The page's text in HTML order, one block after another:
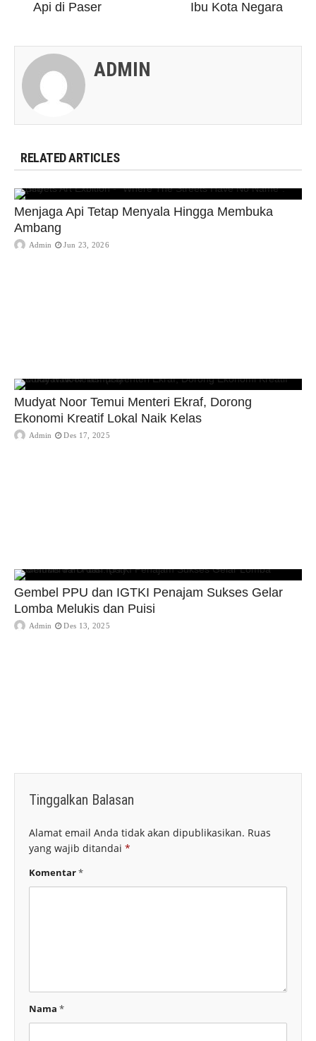
Api di Paser
Ibu Kota Negara
ADMIN
RELATED ARTICLES
Menjaga Api Tetap Menyala Hingga Membuka
Ambang
Admin Jun 23, 2026
Mudyat Noor Temui Menteri Ekraf, Dorong
Ekonomi Kreatif Lokal Naik Kelas
Admin Des 17, 2025
Gembel PPU dan IGTKI Penajam Sukses Gelar
Lomba Melukis dan Puisi
Admin Des 13, 2025
Tinggalkan Balasan
Alamat email Anda tidak akan dipublikasikan. Ruas
yang wajib ditandai *
Komentar*
Nama *